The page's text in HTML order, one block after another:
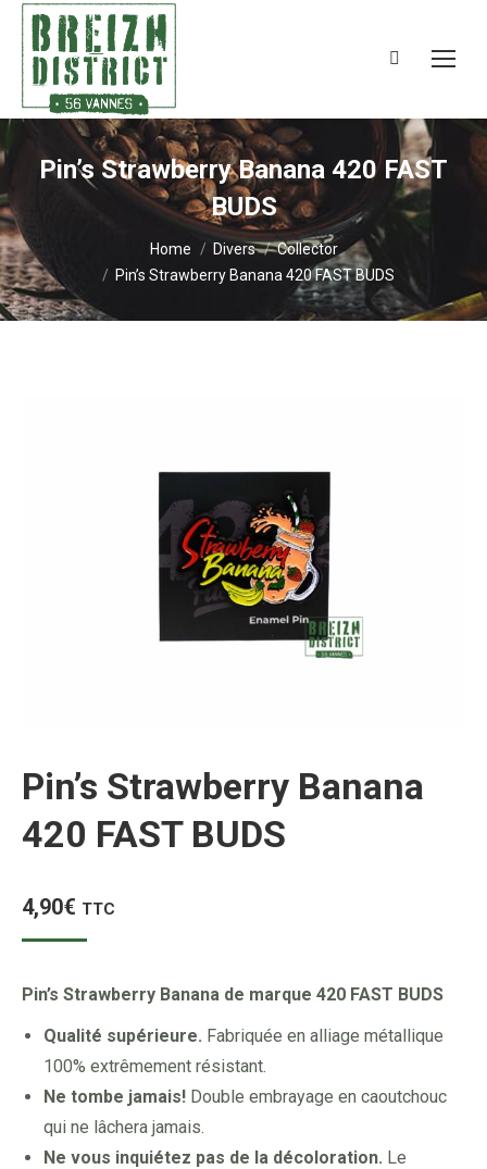
Search:
Pin’s Strawberry Banana 420 FAST
BUDS
You are here: Home Divers
Collector
Pin’s Strawberry Banana 420 FAST BUDS
Pin’s Strawberry Banana
420 FAST BUDS
4,90€ TTC
Pin’s Strawberry Banana de marque 420 FAST BUDS
Qualité supérieure. Fabriquée en alliage métallique
100% extrêmement résistant.
Ne tombe jamais! Double embrayage en caoutchouc
qui ne lâchera jamais.
Ne vous inquiétez pas de la décoloration. Le